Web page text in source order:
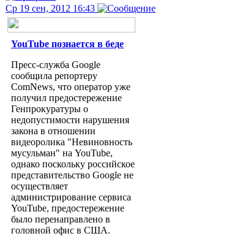
Ср 19 сен, 2012 16:43
YouTube познается в беде
Пресс-служба Google
сообщила репортеру
ComNews, что оператор уже
получил предостережение
Генпрокуратуры о
недопустимости нарушения
закона в отношении
видеоролика "Невиновность
мусульман" на YouTube,
однако поскольку российское
представительство Google не
осуществляет
администрирование сервиса
YouTube, предостережение
было перенаправлено в
головной офис в США.